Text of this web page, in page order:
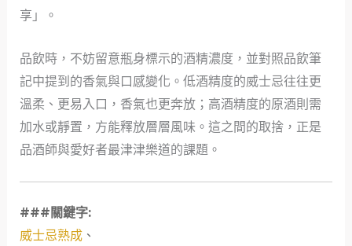
享」。
品飲時，不妨留意瓶身標示的酒精濃度，並對照品飲筆
記中提到的香氣與口感變化。低酒精度的威士忌往往更
溫柔、更易入口，香氣也更奔放；高酒精度的原酒則需
加水或靜置，方能釋放層層風味。這之間的取捨，正是
品酒師與愛好者最津津樂道的課題。
###關鍵字:
威士忌熟成、